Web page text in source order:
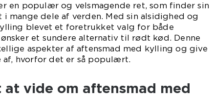
en populær og velsmagende ret, som finder sin
mange dele af verden. Med sin alsidighed og
blevet et foretrukket valg for både
et sundere alternativ til rødt kød. Denne
aspekter af aftensmad med kylling og give
af, hvorfor det er så populært.
vide om aftensmad med